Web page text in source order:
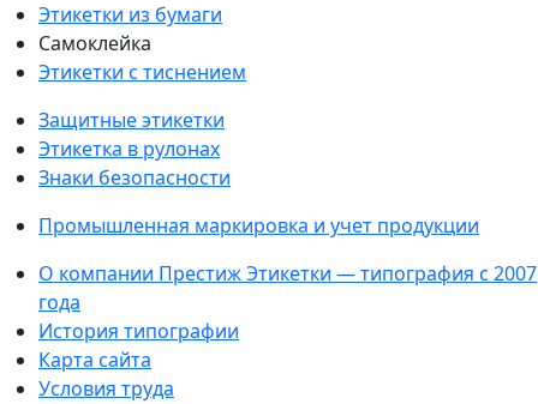
Этикетки из бумаги
Самоклейка
Этикетки с тиснением
Защитные этикетки
Этикетка в рулонах
Знаки безопасности
Промышленная маркировка и учет продукции
О компании Престиж Этикетки — типография с 2007
года
История типографии
Карта сайта
Условия труда